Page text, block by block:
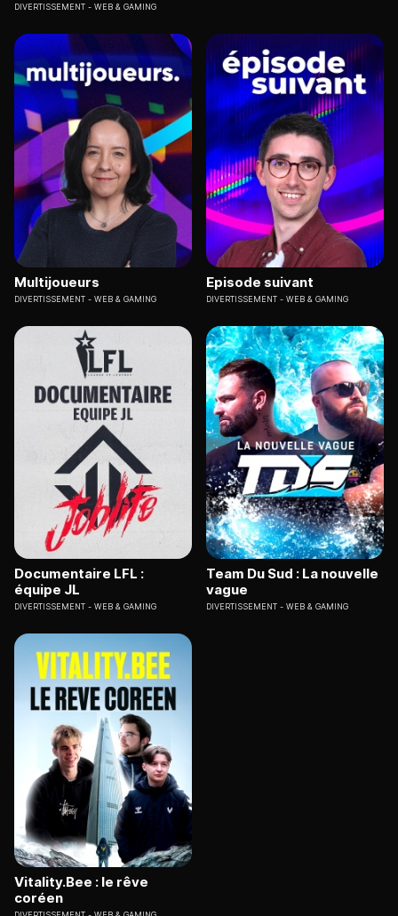
DIVERTISSEMENT WEB & GAMING
Multijoueurs
DIVERTISSEMENT WEB & GAMING
Episode suivant
DIVERTISSEMENT WEB & GAMING
Documentaire LFL :
équipe JL
DIVERTISSEMENT WEB & GAMING
Team Du Sud : La nouvelle
vague
DIVERTISSEMENT WEB & GAMING
Vitality.Bee : le rêve
coréen